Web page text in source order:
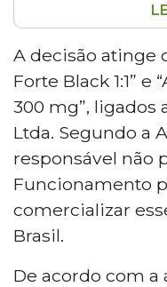
A Anvisa proibiu
comercialização
produtos de
por
"Allandiol Forte
Spectrum 300
Ltda, eram
agência
medicamento
recolhimento
embalagem. As
publicadas no
A decisão atinge
Forte Black 1:1”
300 mg”, ligados
Ltda. Segundo a
responsável não
Funcionamento
comercializar
Brasil.
De acordo com a